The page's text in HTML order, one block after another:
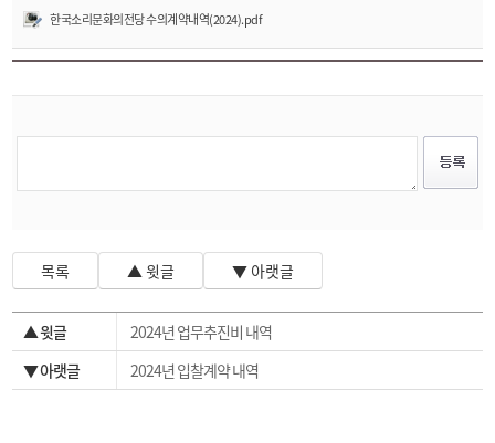
한국소리문화의전당 수의계약내역(2024).pdf
목록 ▲ 윗글 ▼ 아랫글
▲ 윗글
2024년 업무추진비 내역
▼ 아랫글
2024년 입찰계약 내역